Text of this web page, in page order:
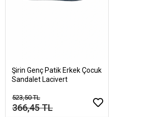
Şirin Genç Patik Erkek Çocuk
Sandalet Lacivert
523,50 TL
366,45 TL